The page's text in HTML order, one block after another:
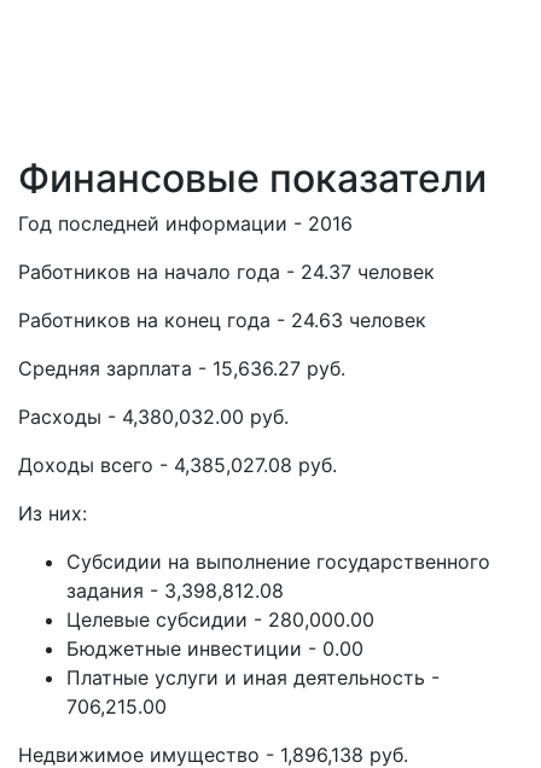
Финансовые показатели
Год последней информации - 2016
Работников на начало года - 24.37 человек
Работников на конец года - 24.63 человек
Средняя зарплата - 15,636.27 руб.
Расходы - 4,380,032.00 руб.
Доходы всего - 4,385,027.08 руб.
Из них:
Субсидии на выполнение государственного
задания - 3,398,812.08
Целевые субсидии - 280,000.00
Бюджетные инвестиции - 0.00
Платные услуги и иная деятельность -
706,215.00
Недвижимое имущество - 1,896,138 руб.